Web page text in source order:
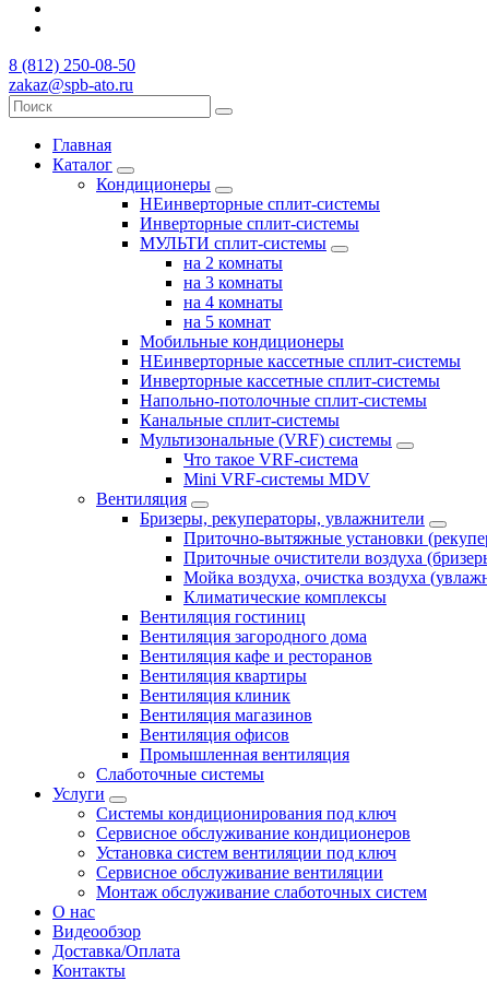
8 (812) 250-08-50
zakaz@spb-ato.ru
Главная
Каталог
Кондиционеры
НЕинверторные сплит-системы
Инверторные сплит-системы
МУЛЬТИ сплит-системы
на 2 комнаты
на 3 комнаты
на 4 комнаты
на 5 комнат
Мобильные кондиционеры
НЕинверторные кассетные сплит-системы
Инверторные кассетные сплит-системы
Напольно-потолочные сплит-системы
Канальные сплит-системы
Мультизональные (VRF) системы
Что такое VRF-система
Mini VRF-системы MDV
Вентиляция
Бризеры, рекуператоры, увлажнители
Приточно-вытяжные установки
Приточные очистители воздуха
Мойка воздуха, очистка воздуха
Климатические комплексы
Вентиляция гостиниц
Вентиляция загородного дома
Вентиляция кафе и ресторанов
Вентиляция квартиры
Вентиляция клиник
Вентиляция магазинов
Вентиляция офисов
Промышленная вентиляция
Слаботочные системы
Услуги
Системы кондиционирования под ключ
Сервисное обслуживание кондиционеров
Установка систем вентиляции под ключ
Сервисное обслуживание вентиляции
Монтаж обслуживание слаботочных систем
О нас
Видеообзор
Доставка/Оплата
Контакты